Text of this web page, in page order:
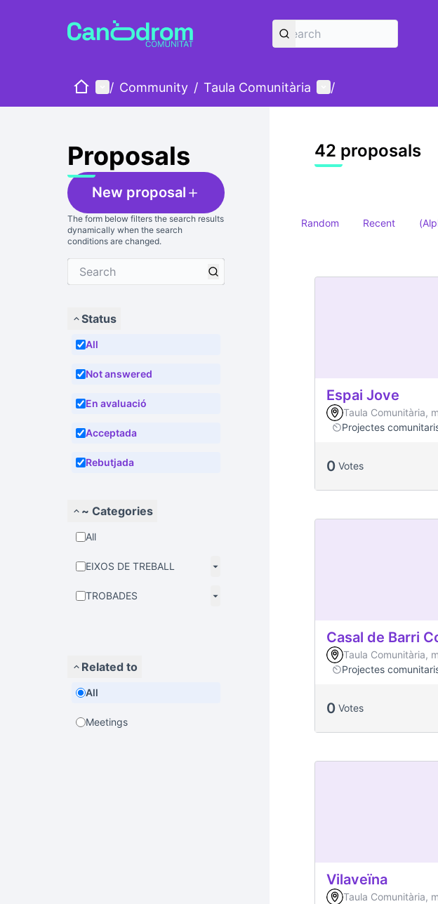
HomeMain menu
/ Community / Taula Comunitària User menu
/
Proposals
New proposal
The form below filters the search results
dynamically when the search
conditions are changed.
Status
All
Not answered
En avaluació
Acceptada
Rebutjada
~ Categories
All
EIXOS DE TREBALL
TROBADES
Related to
All
Meetings
42 proposals
Random Recent
Espai Jove
Taula Comunitària,
Projectes
0 Votes
Casal de Barri
Taula Comunitària,
Projectes
0 Votes
Vilaveïna
Taula Comunitària,